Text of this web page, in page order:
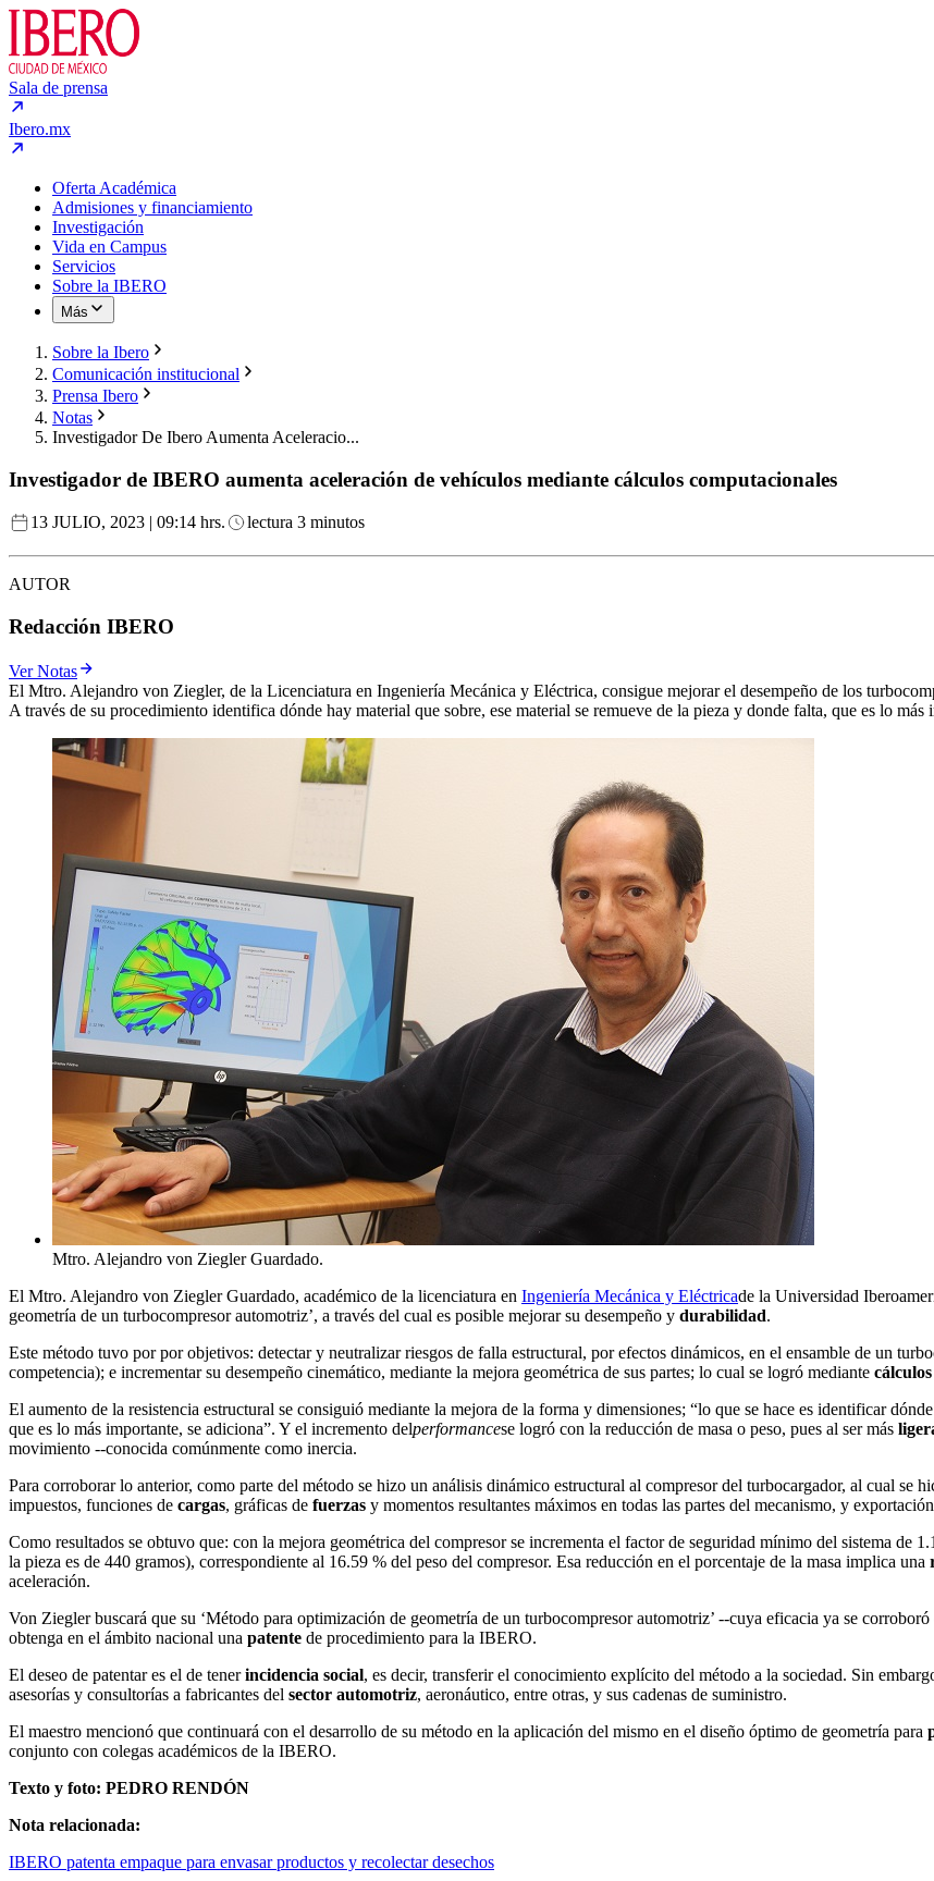
Sala de prensa
Ibero.mx
Oferta Académica
Admisiones y financiamiento
Investigación
Vida en Campus
Servicios
Sobre la IBERO
Más
Sobre la Ibero
Comunicación institucional
Prensa Ibero
Notas
Investigador De Ibero Aumenta Aceleracio...
Investigador de IBERO aumenta aceleración de vehículos mediante cálculos computacionales
13 JULIO, 2023 | 09:14 hrs. lectura 3 minutos
AUTOR
Redacción IBERO
Ver Notas
El Mtro. Alejandro von Ziegler, de la Licenciatura en Ingeniería Mecánica y Eléctrica, consigue mejorar el desempeño de los
A través de su procedimiento identifica dónde hay material que sobre, ese material se remueve de la pieza y donde falta, que es lo más
Mtro. Alejandro von Ziegler Guardado.
El Mtro. Alejandro von Ziegler Guardado, académico de la licenciatura en Ingeniería Mecánica y Eléctricade la Universidad
geometría de un turbocompresor automotriz’, a través del cual es posible mejorar su desempeño y durabilidad.
Este método tuvo por por objetivos: detectar y neutralizar riesgos de falla estructural, por efectos dinámicos, en el ensamble de un
competencia); e incrementar su desempeño cinemático, mediante la mejora geométrica de sus partes; lo cual se logró mediante
El aumento de la resistencia estructural se consiguió mediante la mejora de la forma y dimensiones; “lo que se hace es identificar
que es lo más importante, se adiciona”. Y el incremento delperformancese logró con la reducción de masa o peso, pues al ser más
movimiento --conocida comúnmente como inercia.
Para corroborar lo anterior, como parte del método se hizo un análisis dinámico estructural al compresor del turbocargador, al cual se
impuestos, funciones de cargas, gráficas de fuerzas y momentos resultantes máximos en todas las partes del mecanismo, y
Como resultados se obtuvo que: con la mejora geométrica del compresor se incrementa el factor de seguridad mínimo del sistema de
la pieza es de 440 gramos), correspondiente al 16.59 % del peso del compresor. Esa reducción en el porcentaje de la masa implica una
aceleración.
Von Ziegler buscará que su ‘Método para optimización de geometría de un turbocompresor automotriz’ --cuya eficacia ya se
obtenga en el ámbito nacional una patente de procedimiento para la IBERO.
El deseo de patentar es el de tenerincidencia social, es decir, transferir el conocimiento explícito del método a la sociedad. Sin
asesorías y consultorías a fabricantes del sector automotriz, aeronáutico, entre otras, y sus cadenas de suministro.
El maestro mencionó que continuará con el desarrollo de su método en la aplicación del mismo en el diseño óptimo de geometría para
conjunto con colegas académicos de la IBERO.
Texto y foto: PEDRO RENDÓN
Nota relacionada:
IBERO patenta empaque para envasar productos y recolectar desechos